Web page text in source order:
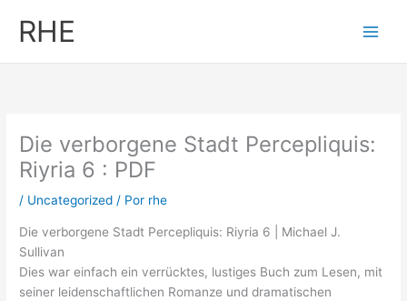
RHE
Die verborgene Stadt Percepliquis:
Riyria 6 : PDF
/ Uncategorized / Por rhe
Die verborgene Stadt Percepliquis: Riyria 6 | Michael J.
Sullivan
Dies war einfach ein verrücktes, lustiges Buch zum Lesen, mit
seiner leidenschaftlichen Romanze und dramatischen